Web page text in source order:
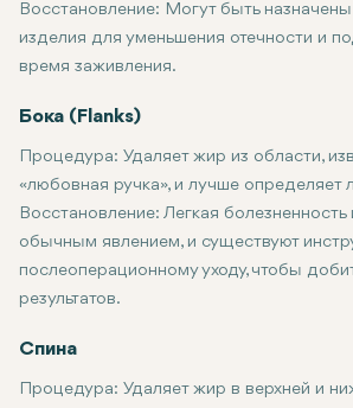
Восстановление: Могут быть
изделия для уменьшения отечности и
время заживления.
Бока (Flanks)
Процедура: Удаляет жир из области,
«любовная ручка», и лучше определяет
Восстановление: Легкая болезненность
обычным явлением, и существуют
послеоперационному уходу, чтобы
результатов.
Спина
Процедура: Удаляет жир в верхней и